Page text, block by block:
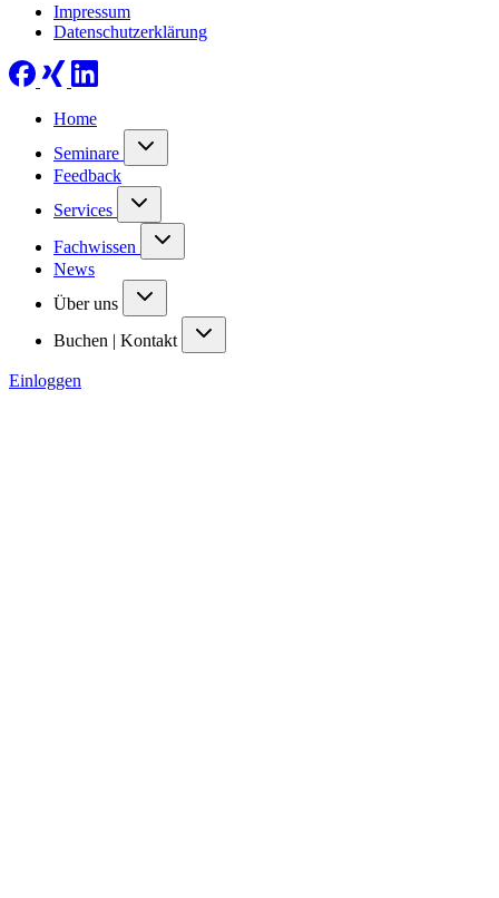
Impressum
Datenschutzerklärung
Home
Seminare
Feedback
Services
Fachwissen
News
Über uns
Buchen | Kontakt
Einloggen